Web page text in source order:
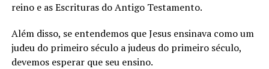
reino e as Escrituras do Antigo Testamento.
Além disso, se entendemos que Jesus ensinava como um
judeu do primeiro século a judeus do primeiro século,
devemos esperar que seu ensino.